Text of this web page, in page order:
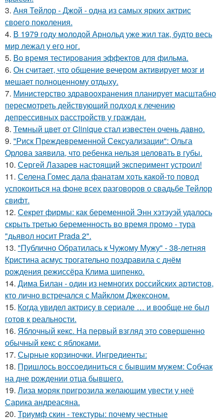
3. Аня Тейлор - Джой - одна из самых ярких актрис
своего поколения.
4. В 1979 году молодой Арнольд уже жил так, будто весь
мир лежал у его ног.
5. Во время тестирования эффектов для фильма.
6. Он считает, что общение вечером активирует мозг и
мешает полноценному отдыху.
7. Министерство здравоохранения планирует масштабно
пересмотреть действующий подход к лечению
депрессивных расстройств у граждан.
8. Темный цвет от Clinique стал известен очень давно.
9. "Риск Преждевременной Сексуализации": Ольга
Орлова заявила, что ребенка нельзя целовать в губы.
10. Сергей Лазарев настоящий эксперимент устроил!
11. Селена Гомес дала фанатам хоть какой-то повод
успокоиться на фоне всех разговоров о свадьбе Тейлор
свифт.
12. Секрет фирмы: как беременной Энн хэтэуэй удалось
скрыть третью беременность во время промо - тура
"дьявол носит Prada 2".
13. "Публично Обратилась к Чужому Мужу" - 38-летняя
Кристина асмус трогательно поздравила с днём
рождения режиссёра Клима шипенко.
14. Дима Билан - один из немногих российских артистов,
кто лично встречался с Майклом Джексоном.
15. Когда увидел актрису в сериале … и вообще не был
готов к реальности.
16. Яблочный кекс. На первый взгляд это совершенно
обычный кекс с яблоками.
17. Сырные корзиночки. Ингредиенты:
18. Пришлось воссоединиться с бывшим мужем: Собчак
на дне рождении отца бывшего.
19. Лиза моряк пригрозила желающим увести у неё
Сарика андреасяна.
20. Триумф скин - текстуры: почему честные